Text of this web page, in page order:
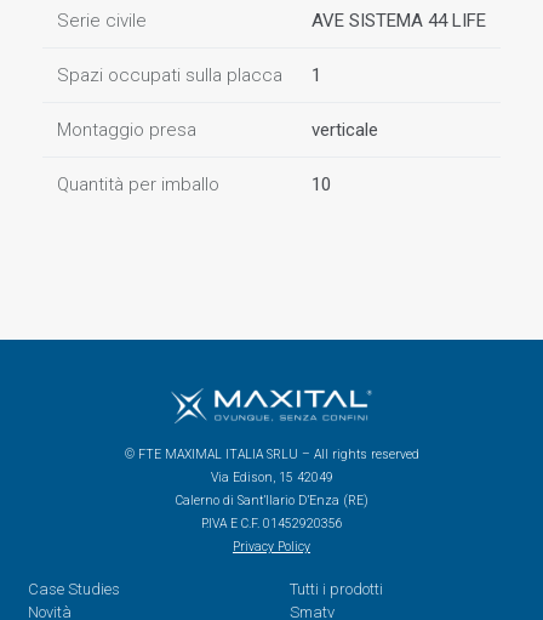
Serie civile AVE SISTEMA 44 LIFE
Spazi occupati sulla placca 1
Montaggio presa verticale
Quantità per imballo 10
© FTE MAXIMAL ITALIA SRLU – All rights reserved
Via Edison, 15 42049
Calerno di Sant’Ilario D’Enza (RE)
P.IVA E C.F. 01452920356
Privacy Policy
Case Studies
Novità
Tutti i prodotti
Smatv